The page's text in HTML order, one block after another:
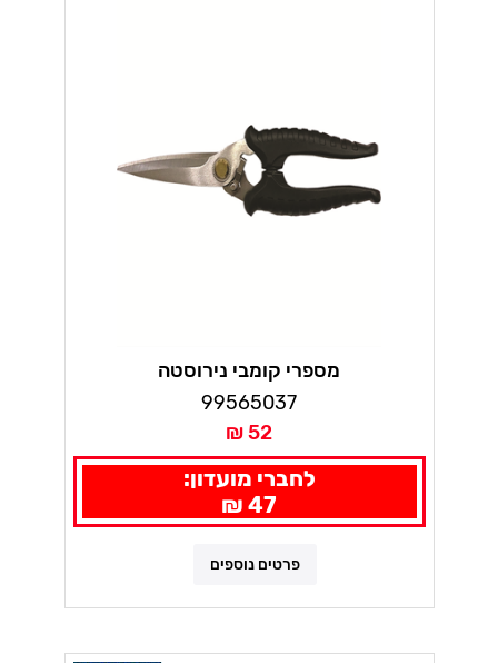
מספרי קומבי נירוסטה
99565037
52 ₪
לחברי מועדון:
47 ₪
פרטים נוספים